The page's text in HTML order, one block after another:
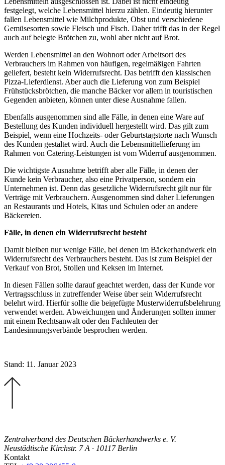
festgelegt, welche Lebensmittel hierzu zählen. Eindeutig hierunter
fallen Lebensmittel wie Milchprodukte, Obst und verschiedene
Gemüsesorten sowie Fleisch und Fisch. Daher trifft das in der Regel
auch auf belegte Brötchen zu, wohl aber nicht auf Brot.
Werden Lebensmittel an den Wohnort oder Arbeitsort des
Verbrauchers im Rahmen von häufigen, regelmäßigen Fahrten
geliefert, besteht kein Widerrufsrecht. Das betrifft den klassischen
Pizza-Lieferdienst. Aber auch die Lieferung von zum Beispiel
Frühstücksbrötchen, die manche Bäcker vor allem in touristischen
Gegenden anbieten, können unter diese Ausnahme fallen.
Ebenfalls ausgenommen sind alle Fälle, in denen eine Ware auf
Bestellung des Kunden individuell hergestellt wird. Das gilt zum
Beispiel, wenn eine Hochzeits- oder Geburtstagstorte nach Wunsch
des Kunden gestaltet wird. Auch die Lebensmittellieferung im
Rahmen von Catering-Leistungen ist vom Widerruf ausgenommen.
Die wichtigste Ausnahme betrifft aber alle Fälle, in denen der
Kunde kein Verbraucher, also eine Privatperson, sondern ein
Unternehmen ist. Denn das gesetzliche Widerrufsrecht gilt nur für
Verträge mit Verbrauchern. Ausgenommen sind daher Lieferungen
an Restaurants und Hotels, Kitas und Schulen oder an andere
Bäckereien.
Fälle, in denen ein Widerrufsrecht besteht
Damit bleiben nur wenige Fälle, bei denen im Bäckerhandwerk ein
Widerrufsrecht des Verbrauchers besteht. Das ist zum Beispiel der
Verkauf von Brot, Stollen und Keksen im Internet.
In diesen Fällen sollte darauf geachtet werden, dass der Kunde vor
Vertragsschluss in zutreffender Weise über sein Widerrufsrecht
belehrt wird. Hierfür sollte die beigefügte Musterwiderrufsbelehrung
verwendet werden. Abweichungen und Änderungen sollten immer
mit einem Rechtsanwalt oder den Fachleuten der
Landesinnungsverbände besprochen werden.
Stand: 11. Januar 2023
Zentralverband des Deutschen Bäckerhandwerks e. V.
Neustädtische Kirchstr. 7 A · 10117 Berlin
Kontakt